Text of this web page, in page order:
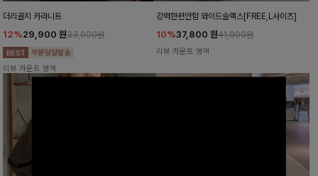
더리골지 카라니트
12%29,900 원33,900원
리뷰 카운트 영역
강력한편안함 와이드슬랙스[FREE,L사이즈]
10%37,800 원41,900원
리뷰 카운트 영역